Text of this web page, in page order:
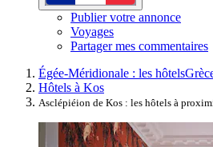
Publier votre annonce
Voyages
Partager mes commentaires
Égée-Méridionale : les hôtels
Hôtels à Kos
Asclépiéion de Kos : les hôtels à